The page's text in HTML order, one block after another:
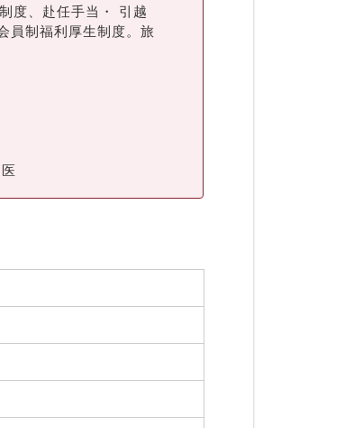
度、赴任手当・ 引越
員制福利厚生制度。旅